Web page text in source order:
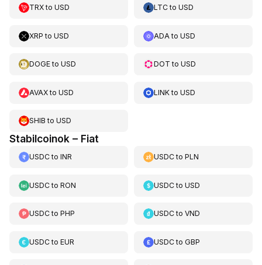
TRXto USD LTCtoUSD
XRP to USD ADA toUSD
DOGEto USD DOT toUSD
AVAXto USD LINKtoUSD
SHIB to USD
Stabilcoinok – Fiat
USDCto INR USDCtoPLN
USDCto RON USDCtoUSD
USDCto PHP USDCtoVND
USDCto EUR USDCtoGBP